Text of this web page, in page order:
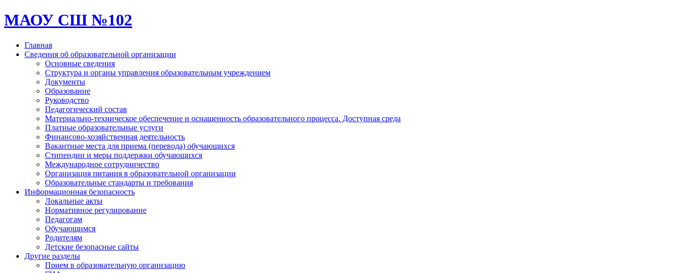
МАОУ СШ №102
Главная
Сведения об образовательной организации
Основные сведения
Структура и органы управления образовательным учреждением
Документы
Образование
Руководство
Педагогический состав
Материально-техническое обеспечение и оснащенность образовательного процесса. Доступная среда
Платные образовательные услуги
Финансово-хозяйственная деятельность
Вакантные места для приема (перевода) обучающихся
Стипендии и меры поддержки обучающихся
Международное сотрудничество
Организация питания в образовательной организации
Образовательные стандарты и требования
Информационная безопасность
Локальные акты
Нормативное регулирование
Педагогам
Обучающимся
Родителям
Детские безопасные сайты
Другие разделы
Прием в образовательную организацию